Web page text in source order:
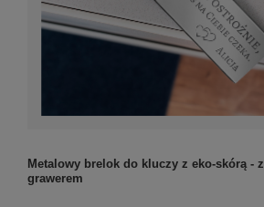
Metalowy brelok do kluczy z eko-skórą - z
grawerem